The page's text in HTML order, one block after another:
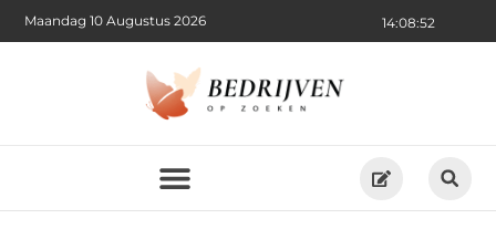
14:08:54
Maandag 10 Augustus 2026